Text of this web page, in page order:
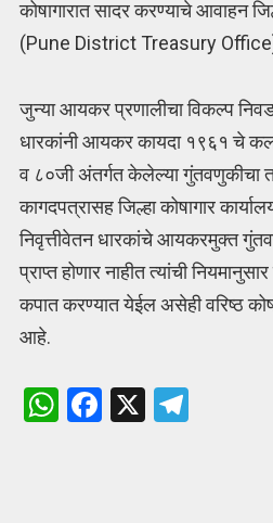
कोषागारात सादर करण्याचे आवाहन
(Pune District Treasury
जुन्या आयकर प्रणालीचा विकल्प
धारकांनी आयकर कायदा १९६१ चे
व ८०जी अंतर्गत केलेल्या
कागदपत्रासह जिल्हा कोषागार
निवृत्तीवेतन धारकांचे आयकरमुक्त
प्राप्त होणार नाहीत त्यांची
कपात करण्यात येईल असेही वरिष्ठ
आहे.
W F X T